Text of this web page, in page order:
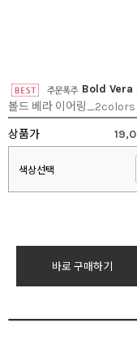
Bold Vera
볼드 베라 이어링_2colors
상품가
색상선택
바로 구매하기